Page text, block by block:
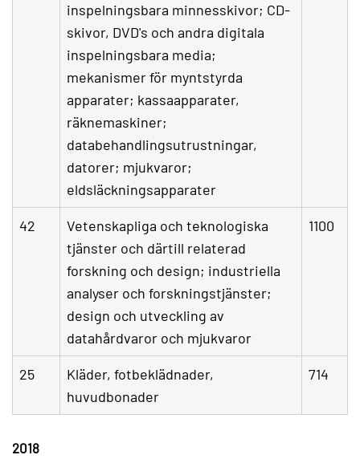
inspelningsbara minnesskivor; CD-
skivor, DVD's och andra digitala
inspelningsbara media;
mekanismer för myntstyrda
apparater; kassaapparater,
räknemaskiner;
databehandlingsutrustningar,
datorer; mjukvaror;
eldsläckningsapparater
42
Vetenskapliga och teknologiska
tjänster och därtill relaterad
forskning och design; industriella
analyser och forskningstjänster;
design och utveckling av
datahårdvaror och mjukvaror
1100
25
Kläder, fotbeklädnader,
huvudbonader
714
2018